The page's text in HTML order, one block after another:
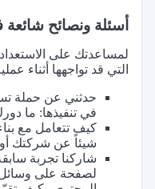
أسئلة ونصائح شائعة
لمساعدتك على
التي قد تواجهها أثناء
حدثني عن حملة
في تنفيذها: ما
كيف تتعامل مع
شيئاً عن شركتك أو
شاركنا تجربة
لصفحة على وسائل